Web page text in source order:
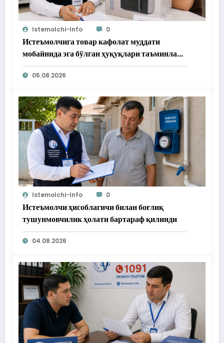
Istemolchi-Info 0
Истеъмолчига товар кафолат муддати
мобайнида эга бўлган ҳуқуқлари таъминлаб
берилди
05.08.2026
Istemolchi-Info 0
Истеъмолчи ҳисоблагичи билан боғлиқ
тушунмовчилик ҳолати бартараф қилинди
04.08.2026